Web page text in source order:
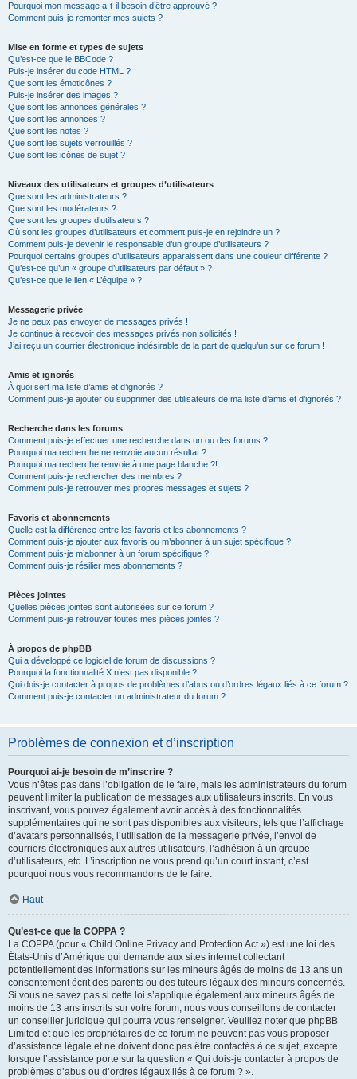
Pourquoi mon message a-t-il besoin d’être approuvé ?
Comment puis-je remonter mes sujets ?
Mise en forme et types de sujets
Qu’est-ce que le BBCode ?
Puis-je insérer du code HTML ?
Que sont les émoticônes ?
Puis-je insérer des images ?
Que sont les annonces générales ?
Que sont les annonces ?
Que sont les notes ?
Que sont les sujets verrouillés ?
Que sont les icônes de sujet ?
Niveaux des utilisateurs et groupes d’utilisateurs
Que sont les administrateurs ?
Que sont les modérateurs ?
Que sont les groupes d’utilisateurs ?
Où sont les groupes d’utilisateurs et comment puis-je en rejoindre un ?
Comment puis-je devenir le responsable d’un groupe d’utilisateurs ?
Pourquoi certains groupes d’utilisateurs apparaissent dans une couleur différente ?
Qu’est-ce qu’un « groupe d’utilisateurs par défaut » ?
Qu’est-ce que le lien « L’équipe » ?
Messagerie privée
Je ne peux pas envoyer de messages privés !
Je continue à recevoir des messages privés non sollicités !
J’ai reçu un courrier électronique indésirable de la part de quelqu’un sur ce forum !
Amis et ignorés
À quoi sert ma liste d’amis et d’ignorés ?
Comment puis-je ajouter ou supprimer des utilisateurs de ma liste d’amis et d’ignorés ?
Recherche dans les forums
Comment puis-je effectuer une recherche dans un ou des forums ?
Pourquoi ma recherche ne renvoie aucun résultat ?
Pourquoi ma recherche renvoie à une page blanche ?!
Comment puis-je rechercher des membres ?
Comment puis-je retrouver mes propres messages et sujets ?
Favoris et abonnements
Quelle est la différence entre les favoris et les abonnements ?
Comment puis-je ajouter aux favoris ou m’abonner à un sujet spécifique ?
Comment puis-je m’abonner à un forum spécifique ?
Comment puis-je résilier mes abonnements ?
Pièces jointes
Quelles pièces jointes sont autorisées sur ce forum ?
Comment puis-je retrouver toutes mes pièces jointes ?
À propos de phpBB
Qui a développé ce logiciel de forum de discussions ?
Pourquoi la fonctionnalité X n’est pas disponible ?
Qui dois-je contacter à propos de problèmes d’abus ou d’ordres légaux liés à ce forum ?
Comment puis-je contacter un administrateur du forum ?
Problèmes de connexion et d’inscription
Pourquoi ai-je besoin de m’inscrire ?
Vous n’êtes pas dans l’obligation de le faire, mais les administrateurs du forum
peuvent limiter la publication de messages aux utilisateurs inscrits. En vous
inscrivant, vous pouvez également avoir accès à des fonctionnalités
supplémentaires qui ne sont pas disponibles aux visiteurs, tels que l’affichage
d’avatars personnalisés, l’utilisation de la messagerie privée, l’envoi de
courriers électroniques aux autres utilisateurs, l’adhésion à un groupe
d’utilisateurs, etc. L’inscription ne vous prend qu’un court instant, c’est
pourquoi nous vous recommandons de le faire.
Haut
Qu’est-ce que la COPPA ?
La COPPA (pour « Child Online Privacy and Protection Act ») est une loi des
États-Unis d’Amérique qui demande aux sites internet collectant
potentiellement des informations sur les mineurs âgés de moins de 13 ans un
consentement écrit des parents ou des tuteurs légaux des mineurs concernés.
Si vous ne savez pas si cette loi s’applique également aux mineurs âgés de
moins de 13 ans inscrits sur votre forum, nous vous conseillons de contacter
un conseiller juridique qui pourra vous renseigner. Veuillez noter que phpBB
Limited et que les propriétaires de ce forum ne peuvent pas vous proposer
d’assistance légale et ne doivent donc pas être contactés à ce sujet, excepté
lorsque l’assistance porte sur la question « Qui dois-je contacter à propos de
problèmes d’abus ou d’ordres légaux liés à ce forum ? ».